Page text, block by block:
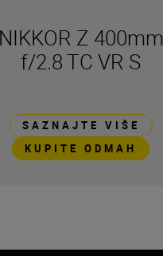
NIKKOR Z 400mm
f/2.8 TC VR S
SAZNAJTE VIŠE
KUPITE ODMAH